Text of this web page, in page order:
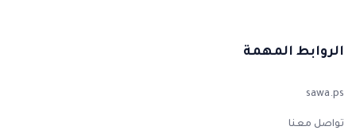
الروابط المهمة
sawa.ps
تواصل معنا